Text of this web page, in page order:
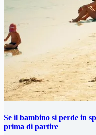
Se il bambino si perde in
prima di partire